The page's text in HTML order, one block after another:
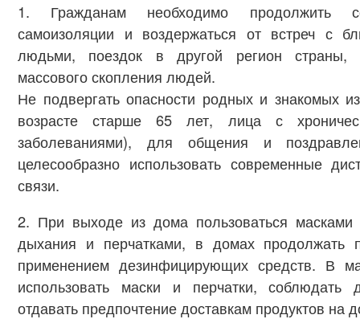
1. Гражданам необходимо продолжить
самоизоляции и воздержаться от встреч с
людьми, поездок в другой регион страны,
массового скопления людей.
Не подвергать опасности родных и знакомых
возрасте старше 65 лет, лица с
заболеваниями), для общения и
целесообразно использовать современные
связи.
2. При выходе из дома пользоваться
дыхания и перчатками, в домах продолжать
применением дезинфицирующих средств. В
использовать маски и перчатки,
отдавать предпочтение доставкам продуктов на